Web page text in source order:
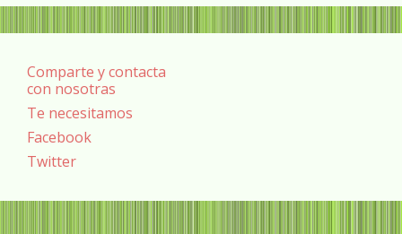
Comparte y contacta
con nosotras
Te necesitamos
Facebook
Twitter